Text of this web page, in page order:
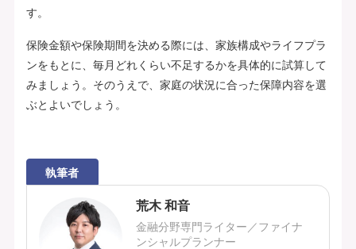
す。
保険金額や保険期間を決める際には、家族構成やライフプラ
ンをもとに、毎月どれくらい不足するかを具体的に試算して
みましょう。そのうえで、家庭の状況に合った保障内容を選
ぶとよいでしょう。
執筆者
荒木 和音
金融分野専門ライター／ファイナ
ンシャルプランナー